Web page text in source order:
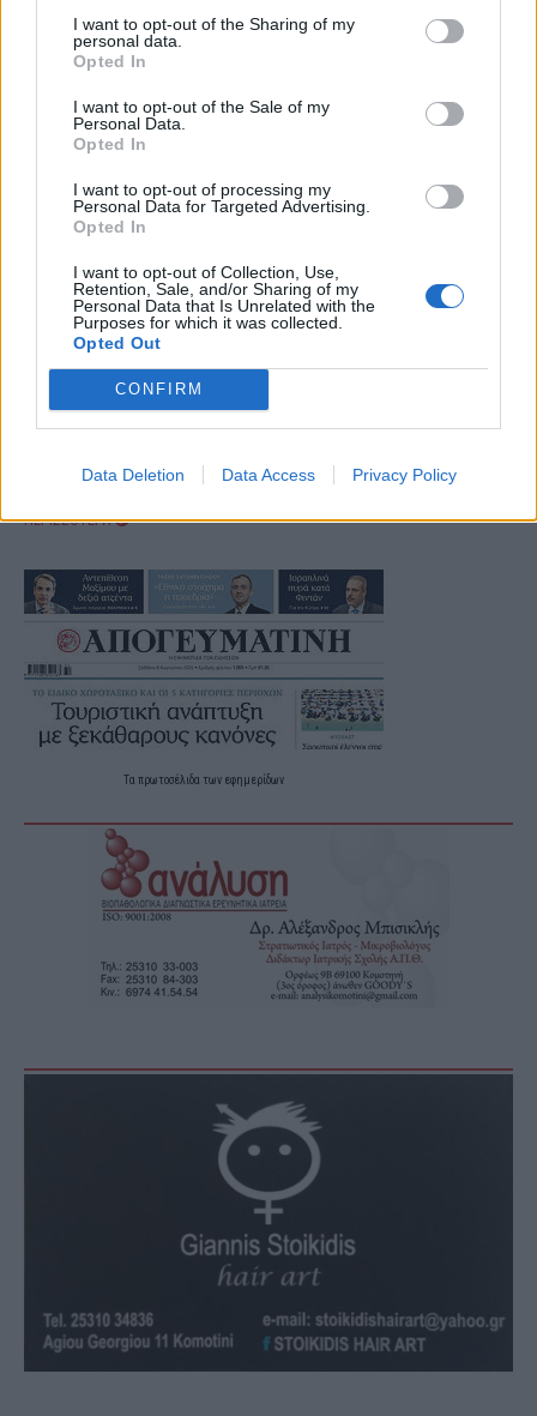
I want to opt-out of the Sharing of my
personal data.
Opted In
I want to opt-out of the Sale of my
Personal Data.
Opted In
I want to opt-out of processing my
Personal Data for Targeted Advertising.
Opted In
I want to opt-out of Collection, Use,
Retention, Sale, and/or Sharing of my
Personal Data that Is Unrelated with the
Purposes for which it was collected.
Opted Out
CONFIRM
Data Deletion Data Access Privacy Policy
ΠΕΡΙΣΣΟΤΕΡΑ
Τα πρωτοσέλιδα των εφημερίδων